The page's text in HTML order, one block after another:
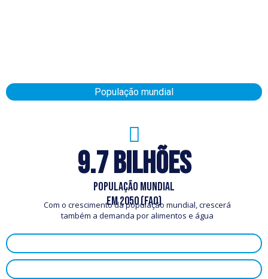
População mundial
9.7 bilhões
população mundial
em 2050 (FAO)
Com o crescimento da população mundial, crescerá
também a demanda por alimentos e água